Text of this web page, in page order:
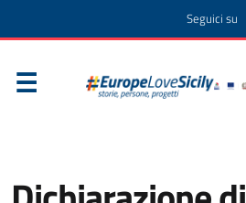
Seguici su